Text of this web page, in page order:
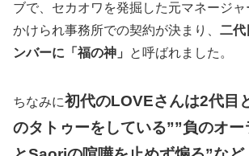
ブで、セカオワを発掘した元マネージ
かけられ事務所での契約が決まり、 二代
ンバーに「福の神」
と呼ばれました。
ちなみに初代のLOVEさんは2代目
のタトゥーをしている””負のオ